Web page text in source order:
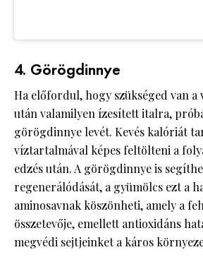
4. Görögdinnye
Ha előfordul, hogy szükséged van a
után valamilyen ízesített italra,
görögdinnye levét. Kevés kalóriát
víztartalmával képes feltölteni a
edzés után. A görögdinnye is
regenerálódását, a gyümölcs ezt a
aminosavnak köszönheti, amely a
összetevője, emellett antioxidáns
megvédi sejtjeinket a káros